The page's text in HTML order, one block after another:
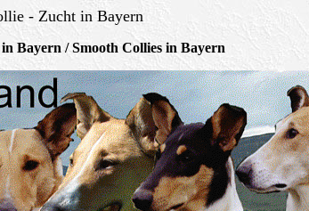
- Zucht in Bayern
Bayern / Smooth Collies in Bayern